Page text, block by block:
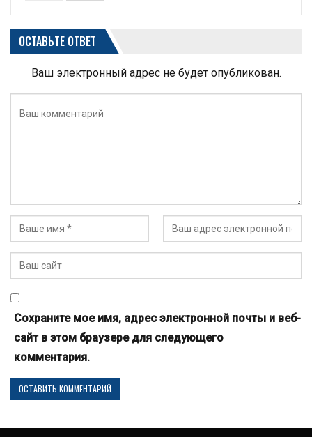
ОСТАВЬТЕ ОТВЕТ
Ваш электронный адрес не будет опубликован.
Сохраните мое имя, адрес электронной почты и веб-
сайт в этом браузере для следующего
комментария.